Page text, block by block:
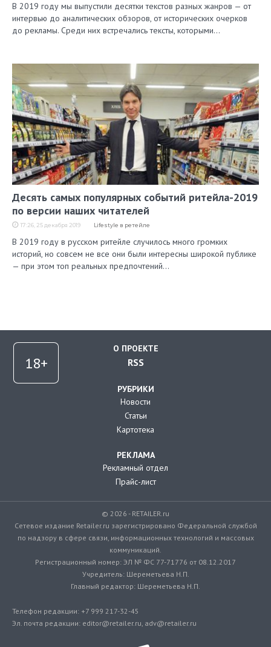
В 2019 году мы выпустили десятки текстов разных жанров — от
интервью до аналитических обзоров, от исторических очерков
до рекламы. Среди них встречались тексты, которыми…
Десять самых популярных событий ритейла-2019
по версии наших читателей
17:26, 25 декабря 2019 Lifestyle в ретейле
В 2019 году в русском ритейле случилось много громких
историй, но совсем не все они были интересны широкой публике
— при этом топ реальных предпочтений…
О ПРОЕКТЕ
RSS
РУБРИКИ
Новости
Статьи
Картотека
РЕКЛАМА
Рекламный отдел
Прайс-лист
© 2026 - RETAILER.ru
Сетевое издание Retailer.ru зарегистрировано Федеральной службой
по надзору в сфере связи, информационных технологий и массовых
коммуникаций.
Регистрационный номер: ЭЛ № ФС 77-71776 от 08.12.2017
Учредитель: Шереметьева Н.П.
Главный редактор: Шереметьева Н.П.
Телефон редакции: +7 999 217-32-45
Эл. почта редакции: editor@retailer.ru, adv@retailer.ru